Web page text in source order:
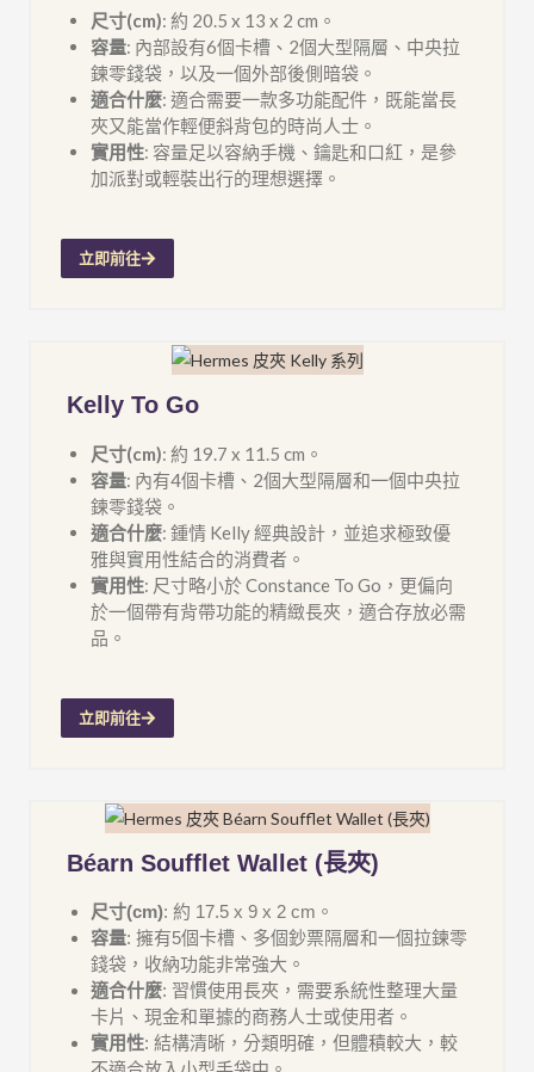
尺寸(cm): 約 20.5 x 13 x 2 cm。
容量: 內部設有6個卡槽、2個大型隔層、中央拉
鍊零錢袋，以及一個外部後側暗袋。
適合什麼: 適合需要一款多功能配件，既能當長
夾又能當作輕便斜背包的時尚人士。
實用性: 容量足以容納手機、鑰匙和口紅，是參
加派對或輕裝出行的理想選擇。
立即前往
Kelly To Go
尺寸(cm): 約 19.7 x 11.5 cm。
容量: 內有4個卡槽、2個大型隔層和一個中央拉
鍊零錢袋。
適合什麼: 鍾情 Kelly 經典設計，並追求極致優
雅與實用性結合的消費者。
實用性: 尺寸略小於 Constance To Go，更偏向
於一個帶有背帶功能的精緻長夾，適合存放必需
品。
立即前往
Béarn Soufflet Wallet (長夾)
尺寸(cm): 約 17.5 x 9 x 2 cm。
容量: 擁有5個卡槽、多個鈔票隔層和一個拉鍊零
錢袋，收納功能非常強大。
適合什麼: 習慣使用長夾，需要系統性整理大量
卡片、現金和單據的商務人士或使用者。
實用性: 結構清晰，分類明確，但體積較大，較